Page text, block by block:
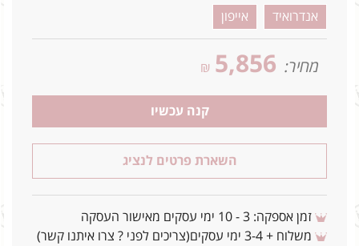
אנדרואיד
אייפון
מחיר: 5,856
₪
קנה עכשיו
השארת פרטים לנציג
זמן אספקה: 3 - 10 ימי עסקים מאישור העסקה
משלוח + 3-4 ימי עסקים(צריכים לפני ? צרו איתנו קשר)